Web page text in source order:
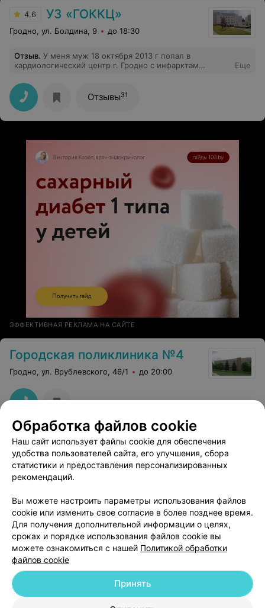
4.6 УЗ «ГОККЦ»
Гродно, ул. Болдина, 9 до 18:30
Отзыв. У меня муж 18 октября 2013 г попал в
кардиологический центр г. Гродно с инфарктам
лечением это лечащий врач Лосминская И.А. ,зав . 2
отделения Лискович Т.Г. У меня муж жив и здоров .
Спасибо ВАМ огромное что Вы есть !!!
Еще
Отзывы31
ЭФФЕКТИВНАЯ РЕКЛАМА НА САЙТЕ
Городская поликлиника №4
Гродно, ул. Врублевского, 46/1 до 20:00
Добавить специалиста
Обработка файлов cookie
Наш сайт использует файлы cookie для обеспечения
удобства пользователей сайта, его улучшения, сбора
статистики и предоставления персонализированных
рекомендаций.
Вы можете настроить параметры использования файлов
cookie или изменить свое согласие в более позднее время.
Для получения дополнительной информации о целях,
сроках и порядке использования файлов cookie вы
можете ознакомиться с нашей Политикой обработки
файлов cookie
Принять